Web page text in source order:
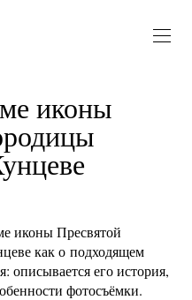
иконы
иконы Пресвятой
как о подходящем
описывается его история,
фотосъёмки.